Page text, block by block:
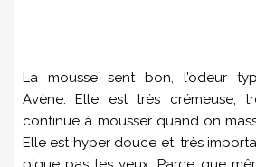
La mousse sent bon, l’odeur
Avène. Elle est très crémeuse,
continue à mousser quand on
Elle est hyper douce et, très